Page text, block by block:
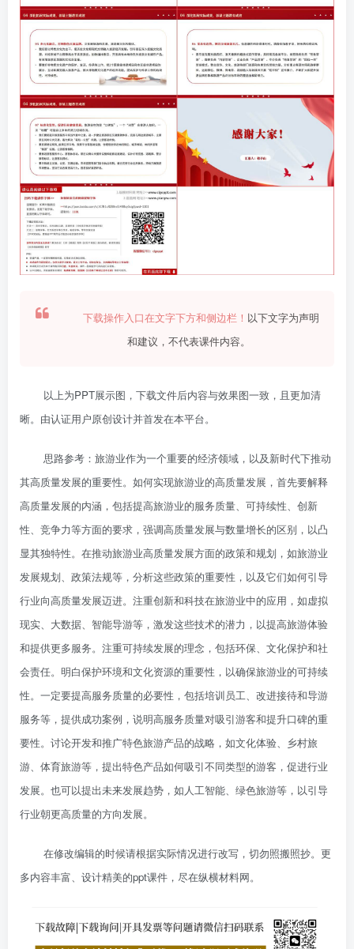
下载操作入口在文字下方和侧边栏！ 以下文字为声明
和建议，不代表课件内容。
以上为PPT展示图，下载文件后内容与效果图一致，且更加清
晰。由认证用户原创设计并首发在本平台。
思路参考：旅游业作为一个重要的经济领域，以及新时代下推动
其高质量发展的重要性。如何实现旅游业的高质量发展，首先要解释
高质量发展的内涵，包括提高旅游业的服务质量、可持续性、创新
性、竞争力等方面的要求，强调高质量发展与数量增长的区别，以凸
显其独特性。在推动旅游业高质量发展方面的政策和规划，如旅游业
发展规划、政策法规等，分析这些政策的重要性，以及它们如何引导
行业向高质量发展迈进。注重创新和科技在旅游业中的应用，如虚拟
现实、大数据、智能导游等，激发这些技术的潜力，以提高旅游体验
和提供更多服务。注重可持续发展的理念，包括环保、文化保护和社
会责任。明白保护环境和文化资源的重要性，以确保旅游业的可持续
性。一定要提高服务质量的必要性，包括培训员工、改进接待和导游
服务等，提供成功案例，说明高服务质量对吸引游客和提升口碑的重
要性。讨论开发和推广特色旅游产品的战略，如文化体验、乡村旅
游、体育旅游等，提出特色产品如何吸引不同类型的游客，促进行业
发展。也可以提出未来发展趋势，如人工智能、绿色旅游等，以引导
行业朝更高质量的方向发展。
在修改编辑的时候请根据实际情况进行改写，切勿照搬照抄。更
多内容丰富、设计精美的ppt课件，尽在纵横材料网。